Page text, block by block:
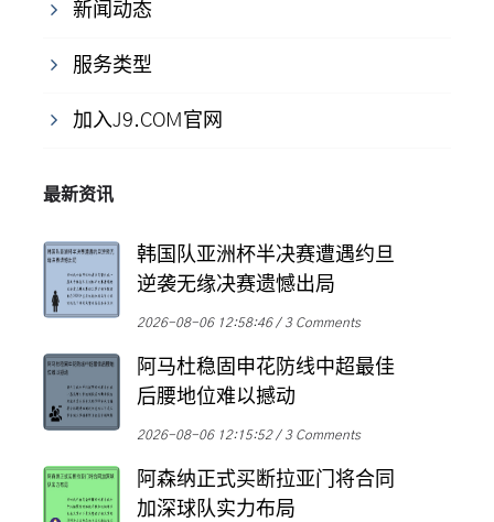
新闻动态
服务类型
加入J9.COM官网
最新资讯
韩国队亚洲杯半决赛遭遇约旦
逆袭无缘决赛遗憾出局
2026-08-06 12:58:46 3 Comments
阿马杜稳固申花防线中超最佳
后腰地位难以撼动
2026-08-06 12:15:52 3 Comments
阿森纳正式买断拉亚门将合同
加深球队实力布局